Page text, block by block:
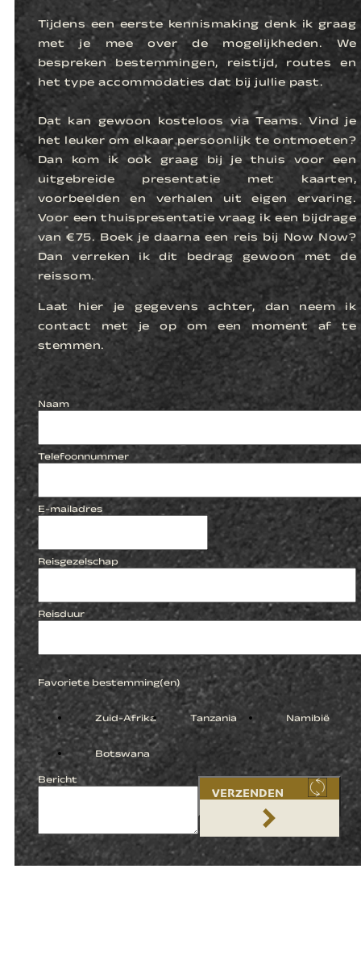
Tijdens een eerste kennismaking denk ik graag
met je mee over de mogelijkheden. We
bespreken bestemmingen, reistijd, routes en
het type accommodaties dat bij jullie past.
Dat kan gewoon kosteloos via Teams. Vind je
het leuker om elkaar persoonlijk te ontmoeten?
Dan kom ik ook graag bij je thuis voor een
uitgebreide presentatie met kaarten,
voorbeelden en verhalen uit eigen ervaring.
Voor een thuispresentatie vraag ik een bijdrage
van €75. Boek je daarna een reis bij Now Now?
Dan verreken ik dit bedrag gewoon met de
reissom.
Laat hier je gegevens achter, dan neem ik
contact met je op om een moment af te
stemmen.
Naam
Telefoonnummer
E-mailadres
Reisgezelschap
Reisduur
Favoriete bestemming(en)
Zuid-Afrika Tanzania Namibië
Botswana
Bericht
VERZENDEN